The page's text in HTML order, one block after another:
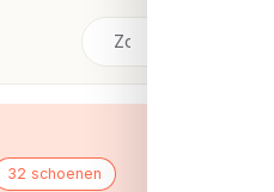
32 schoenen